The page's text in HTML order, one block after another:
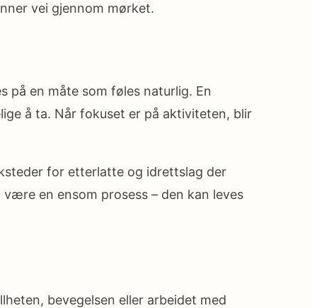
vei gjennom mørket.
på en måte som føles naturlig. En
å ta. Når fokuset er på aktiviteten, blir
for etterlatte og idrettslag der
en ensom prosess – den kan leves
bevegelsen eller arbeidet med